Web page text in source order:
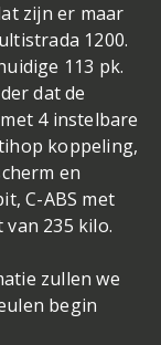
zijn er maar
1200.
113 pk.
dat de
4 instelbare
koppeling,
en
C-ABS met
235 kilo.
zullen we
begin